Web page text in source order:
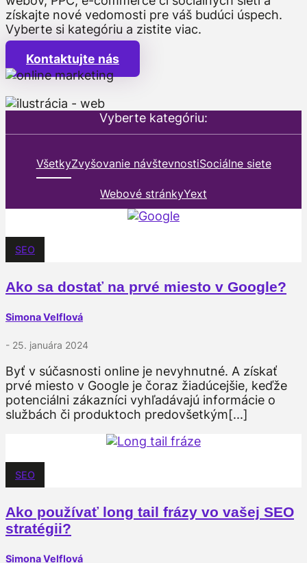
získajte nové vedomosti pre váš budúci úspech.
Vyberte si kategóriu a zistite viac.
Kontaktujte nás
Vyberte kategóriu:
VšetkyZvyšovanie návštevnostiSociálne siete
Webové stránkyYext
SEO
Ako sa dostať na prvé miesto v Google?
Simona Velflová
- 25. januára 2024
Byť v súčasnosti online je nevyhnutné. A získať
prvé miesto v Google je čoraz žiadúcejšie, keďže
potenciálni zákazníci vyhľadávajú informácie o
službách či produktoch predovšetkým[...]
SEO
Ako používať long tail frázy vo vašej SEO
stratégii?
Simona Velflová